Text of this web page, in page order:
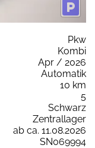
Pkw
Kombi
Apr / 2026
Automatik
10 km
5
Schwarz
Zentrallager
ab ca. 11.08.2026
SN069994